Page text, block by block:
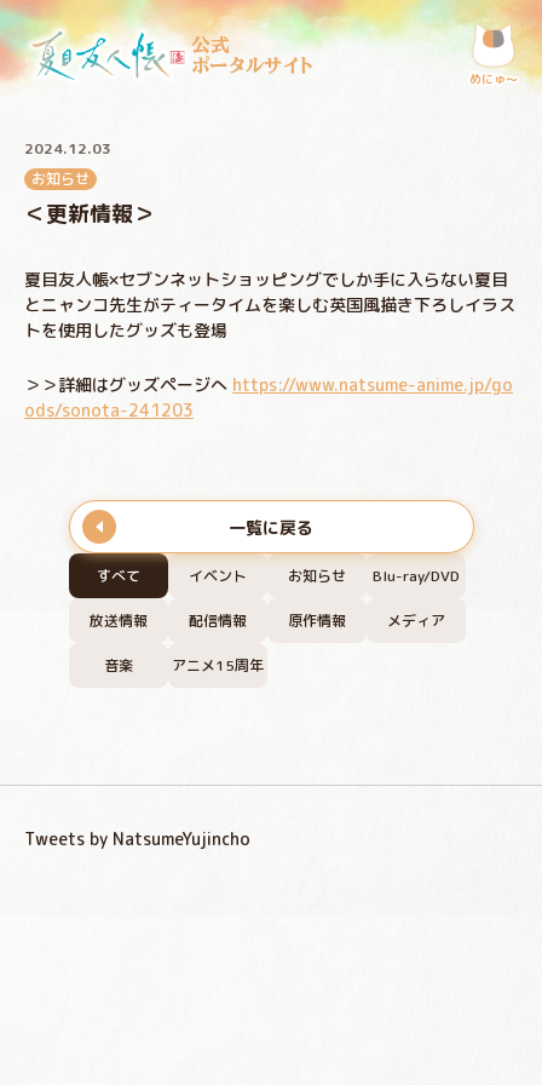
公式
ポータルサイト
めにゅ〜
すべて イベント お知らせ Blu-ray/DVD
放送情報 配信情報 原作情報 メディア
音楽 アニメ15周年
2024.12.03
お知らせ
＜更新情報＞
夏目友人帳×セブンネットショッピングでしか手に入らない夏目
とニャンコ先生がティータイムを楽しむ英国風描き下ろしイラス
トを使用したグッズも登場
＞＞詳細はグッズページへ https://www.natsume-anime.jp/go
ods/sonota-241203
一覧に戻る
Tweets by NatsumeYujincho